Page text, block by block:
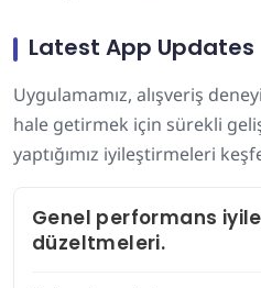
Latest App Updates
Uygulamamız, alışveriş
hale getirmek için sürekli
yaptığımız iyileştirmeleri
Genel performans
düzeltmeleri.